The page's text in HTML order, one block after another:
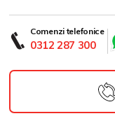
Comenzi telefonice
0312 287 300